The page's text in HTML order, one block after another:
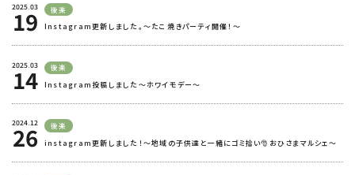
2025.03
19 後楽
Instagram更新しました。～たこ焼きパーティ開催！～
2025.03
14 後楽
Instagram投稿しました～ホワイモデー～
2024.12
26 後楽
instagram更新しました！～地域の子供達と一緒にゴミ拾い🎅おひさまマルシェ～